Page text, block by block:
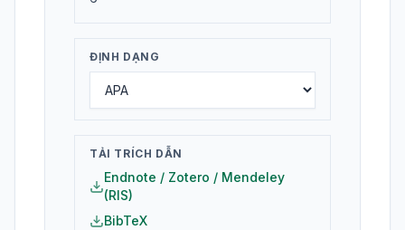
ĐỊNH DẠNG
TẢI TRÍCH DẪN
Endnote / Zotero / Mendeley
(RIS)
BibTeX